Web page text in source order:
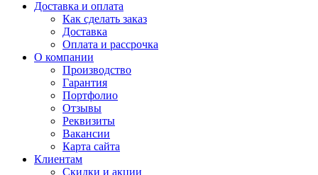
Доставка и оплата
Как сделать заказ
Доставка
Оплата и рассрочка
О компании
Производство
Гарантия
Портфолио
Отзывы
Реквизиты
Вакансии
Карта сайта
Клиентам
Скидки и акции